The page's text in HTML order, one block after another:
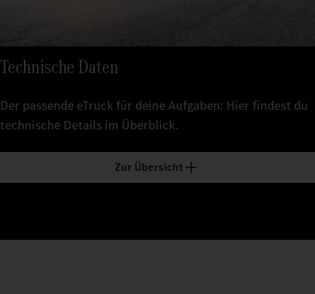
Technische Daten
Der passende eTruck für deine Aufgaben: Hier findest du
technische Details im Überblick.
Zur Übersicht